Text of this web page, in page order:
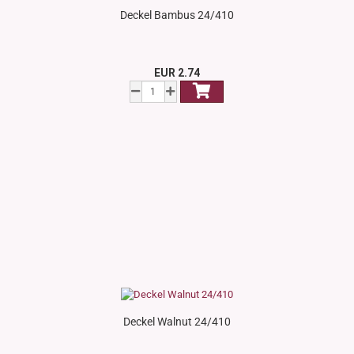
Deckel Bambus 24/410
EUR 2.74
Deckel Walnut 24/410